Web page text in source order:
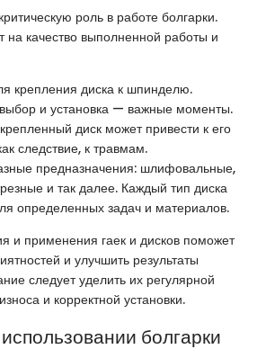
роль в работе болгарки.
качество выполненной работы и
крепления диска к шпинделю.
и установка — важные моменты.
диск может привести к его
следствие, к травмам.
предназначения: шлифовальные,
и так далее. Каждый тип диска
определенных задач и материалов.
и применения гаек и дисков поможет
и улучшить результаты
следует уделить их регулярной
и корректной установки.
болгарки